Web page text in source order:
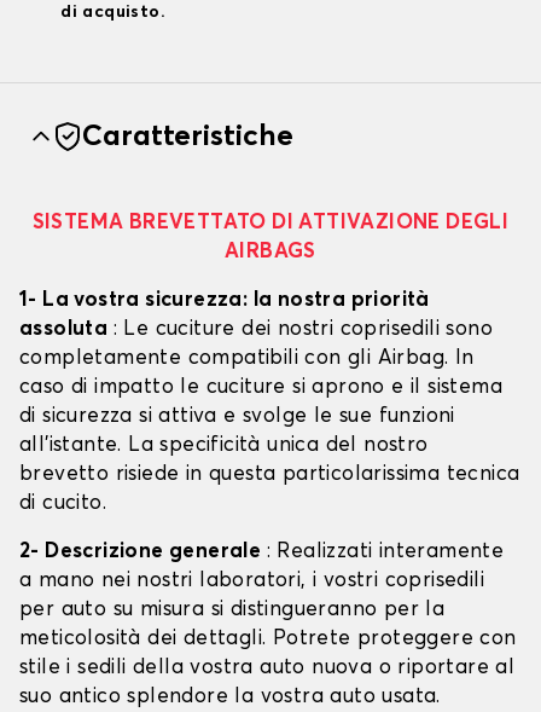
di acquisto.
Caratteristiche
SISTEMA BREVETTATO DI ATTIVAZIONE DEGLI
AIRBAGS
1- La vostra sicurezza: la nostra priorità
assoluta : Le cuciture dei nostri coprisedili sono
completamente compatibili con gli Airbag. In
caso di impatto le cuciture si aprono e il sistema
di sicurezza si attiva e svolge le sue funzioni
all'istante. La specificità unica del nostro
brevetto risiede in questa particolarissima tecnica
di cucito.
2- Descrizione generale : Realizzati interamente
a mano nei nostri laboratori, i vostri coprisedili
per auto su misura si distingueranno per la
meticolosità dei dettagli. Potrete proteggere con
stile i sedili della vostra auto nuova o riportare al
suo antico splendore la vostra auto usata.